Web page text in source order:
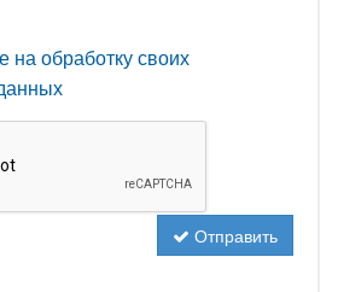
на обработку своих
Отправить